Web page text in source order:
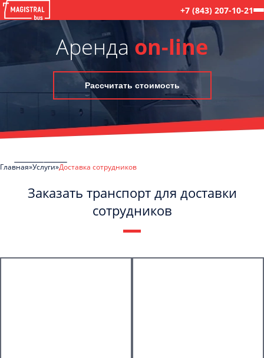
+7 (843) 207-10-21
Аренда on-line
Рассчитать стоимость
Главная Услуги Доставка сотрудников
Заказать транспорт для доставки
сотрудников
Политикой конфиденциальности
ознакомлен(а), даю согласие на